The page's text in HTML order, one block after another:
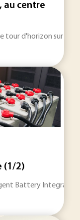
au centre
tour d'horizon sur les
(1/2)
Battery